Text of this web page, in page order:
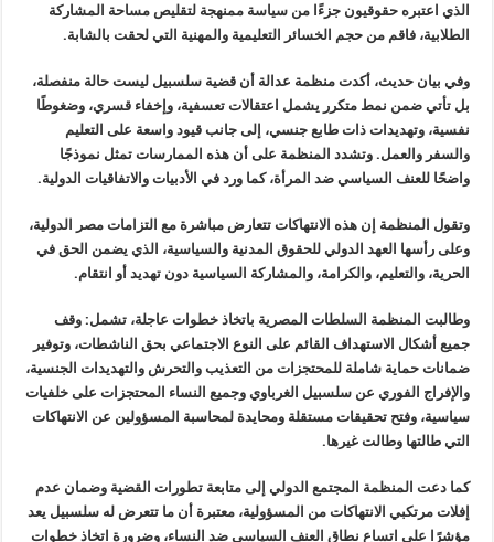
الذي اعتبره حقوقيون جزءًا من سياسة ممنهجة لتقليص مساحة المشاركة
الطلابية، فاقم من حجم الخسائر التعليمية والمهنية التي لحقت بالشابة.
وفي بيان حديث، أكدت منظمة عدالة أن قضية سلسبيل ليست حالة منفصلة،
بل تأتي ضمن نمط متكرر يشمل اعتقالات تعسفية، وإخفاء قسري، وضغوطًا
نفسية، وتهديدات ذات طابع جنسي، إلى جانب قيود واسعة على التعليم
والسفر والعمل. وتشدد المنظمة على أن هذه الممارسات تمثل نموذجًا
واضحًا للعنف السياسي ضد المرأة، كما ورد في الأدبيات والاتفاقيات الدولية.
وتقول المنظمة إن هذه الانتهاكات تتعارض مباشرة مع التزامات مصر الدولية،
وعلى رأسها العهد الدولي للحقوق المدنية والسياسية، الذي يضمن الحق في
الحرية، والتعليم، والكرامة، والمشاركة السياسية دون تهديد أو انتقام.
وطالبت المنظمة السلطات المصرية باتخاذ خطوات عاجلة، تشمل: وقف
جميع أشكال الاستهداف القائم على النوع الاجتماعي بحق الناشطات، وتوفير
ضمانات حماية شاملة للمحتجزات من التعذيب والتحرش والتهديدات الجنسية،
والإفراج الفوري عن سلسبيل الغرباوي وجميع النساء المحتجزات على خلفيات
سياسية، وفتح تحقيقات مستقلة ومحايدة لمحاسبة المسؤولين عن الانتهاكات
التي طالتها وطالت غيرها.
كما دعت المنظمة المجتمع الدولي إلى متابعة تطورات القضية وضمان عدم
إفلات مرتكبي الانتهاكات من المسؤولية، معتبرة أن ما تتعرض له سلسبيل يعد
مؤشرًا على اتساع نطاق العنف السياسي ضد النساء، وضرورة اتخاذ خطوات